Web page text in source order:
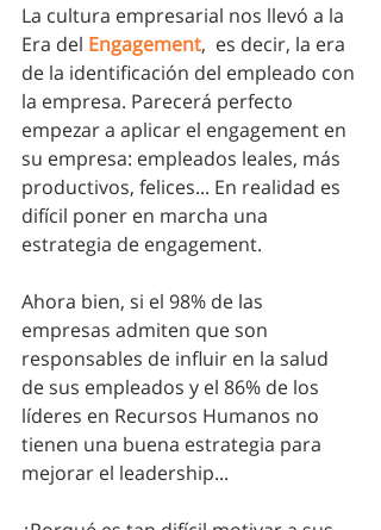
La cultura empresarial nos llevó a la
Era del Engagement,  es decir, la era
de la identificación del empleado con
la empresa. Parecerá perfecto
empezar a aplicar el engagement en
su empresa: empleados leales, más
productivos, felices... En realidad es
difícil poner en marcha una
estrategia de engagement.
Ahora bien, si el 98% de las
empresas admiten que son
responsables de influir en la salud
de sus empleados y el 86% de los
líderes en Recursos Humanos no
tienen una buena estrategia para
mejorar el leadership...